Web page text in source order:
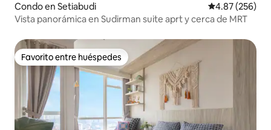
Condo en Setiabudi Calificación
4.87 (256)
Vista panorámica en Sudirman suite aprt y cerca de MRT
Favorito entre huéspedes
Favorito entre huéspedes